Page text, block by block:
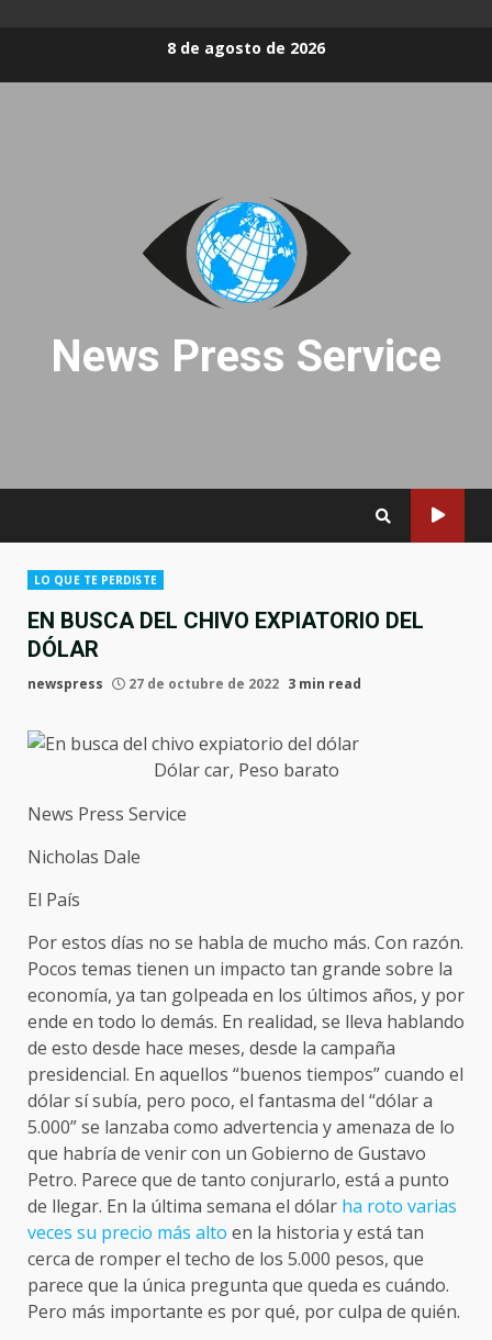
8 de agosto de 2026
News Press Service
LO QUE TE PERDISTE
EN BUSCA DEL CHIVO EXPIATORIO DEL
DÓLAR
newspress 27 de octubre de 2022 3 min read
Dólar car, Peso barato
News Press Service
Nicholas Dale
El País
Por estos días no se habla de mucho más. Con razón.
Pocos temas tienen un impacto tan grande sobre la
economía, ya tan golpeada en los últimos años, y por
ende en todo lo demás. En realidad, se lleva hablando
de esto desde hace meses, desde la campaña
presidencial. En aquellos “buenos tiempos” cuando el
dólar sí subía, pero poco, el fantasma del “dólar a
5.000” se lanzaba como advertencia y amenaza de lo
que habría de venir con un Gobierno de Gustavo
Petro. Parece que de tanto conjurarlo, está a punto
de llegar. En la última semana el dólar ha roto varias
veces su precio más alto en la historia y está tan
cerca de romper el techo de los 5.000 pesos, que
parece que la única pregunta que queda es cuándo.
Pero más importante es por qué, por culpa de quién.